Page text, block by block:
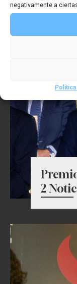
negativamente a
2